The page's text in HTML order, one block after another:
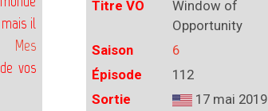
Titre VO
Window of
Opportunity
Saison
6
Épisode
112
Sortie
17 mai 2019
il
Mes
vos